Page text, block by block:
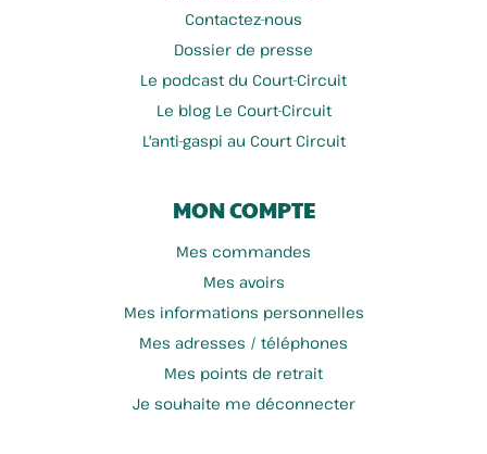
Contactez-nous
Dossier de presse
Le podcast du Court-Circuit
Le blog Le Court-Circuit
L'anti-gaspi au Court Circuit
MON COMPTE
Mes commandes
Mes avoirs
Mes informations personnelles
Mes adresses / téléphones
Mes points de retrait
Je souhaite me déconnecter